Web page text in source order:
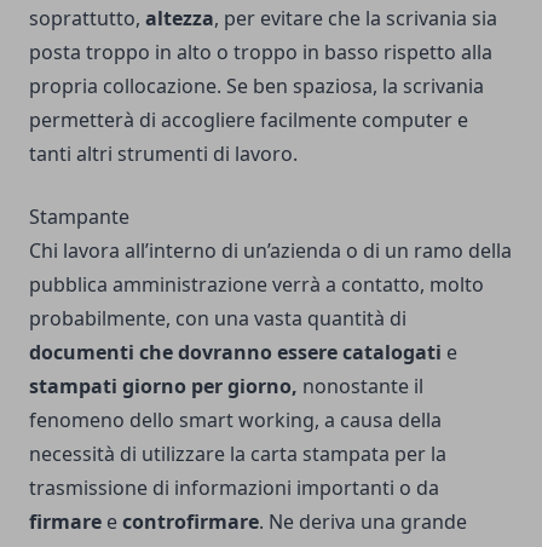
soprattutto, altezza, per evitare che la scrivania sia
posta troppo in alto o troppo in basso rispetto alla
propria collocazione. Se ben spaziosa, la scrivania
permetterà di accogliere facilmente computer e
tanti altri strumenti di lavoro.
Stampante
Chi lavora all’interno di un’azienda o di un ramo della
pubblica amministrazione verrà a contatto, molto
probabilmente, con una vasta quantità di
documenti che dovranno essere catalogati e
stampati giorno per giorno, nonostante il
fenomeno dello smart working, a causa della
necessità di utilizzare la carta stampata per la
trasmissione di informazioni importanti o da
firmare econtrofirmare. Ne deriva una grande